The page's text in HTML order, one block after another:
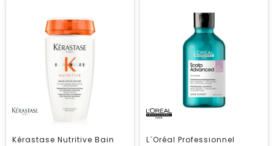
Kérastase Nutritive Bain
L´Oréal Professionnel